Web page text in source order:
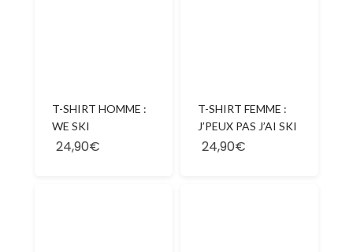
T-SHIRT HOMME :
WE SKI
24,90€
T-SHIRT FEMME :
J’PEUX PAS J’AI SKI
24,90€